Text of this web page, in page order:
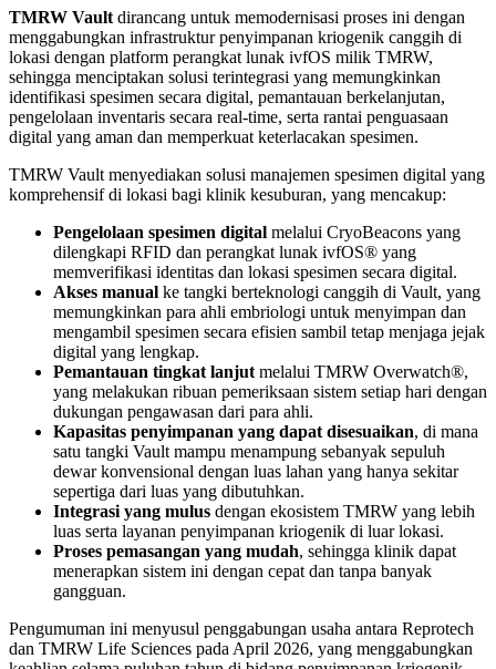
TMRW Vault dirancang untuk memodernisasi proses ini dengan
menggabungkan infrastruktur penyimpanan kriogenik canggih di
lokasi dengan platform perangkat lunak ivfOS milik TMRW,
sehingga menciptakan solusi terintegrasi yang memungkinkan
identifikasi spesimen secara digital, pemantauan berkelanjutan,
pengelolaan inventaris secara real-time, serta rantai penguasaan
digital yang aman dan memperkuat keterlacakan spesimen.
TMRW Vault menyediakan solusi manajemen spesimen digital yang
komprehensif di lokasi bagi klinik kesuburan, yang mencakup:
Pengelolaan spesimen digital melalui CryoBeacons yang
dilengkapi RFID dan perangkat lunak ivfOS® yang
memverifikasi identitas dan lokasi spesimen secara digital.
Akses manual ke tangki berteknologi canggih di Vault, yang
memungkinkan para ahli embriologi untuk menyimpan dan
mengambil spesimen secara efisien sambil tetap menjaga jejak
digital yang lengkap.
Pemantauan tingkat lanjut melalui TMRW Overwatch®,
yang melakukan ribuan pemeriksaan sistem setiap hari dengan
dukungan pengawasan dari para ahli.
Kapasitas penyimpanan yang dapat disesuaikan, di mana
satu tangki Vault mampu menampung sebanyak sepuluh
dewar konvensional dengan luas lahan yang hanya sekitar
sepertiga dari luas yang dibutuhkan.
Integrasi yang mulus dengan ekosistem TMRW yang lebih
luas serta layanan penyimpanan kriogenik di luar lokasi.
Proses pemasangan yang mudah, sehingga klinik dapat
menerapkan sistem ini dengan cepat dan tanpa banyak
gangguan.
Pengumuman ini menyusul penggabungan usaha antara Reprotech
dan TMRW Life Sciences pada April 2026, yang menggabungkan